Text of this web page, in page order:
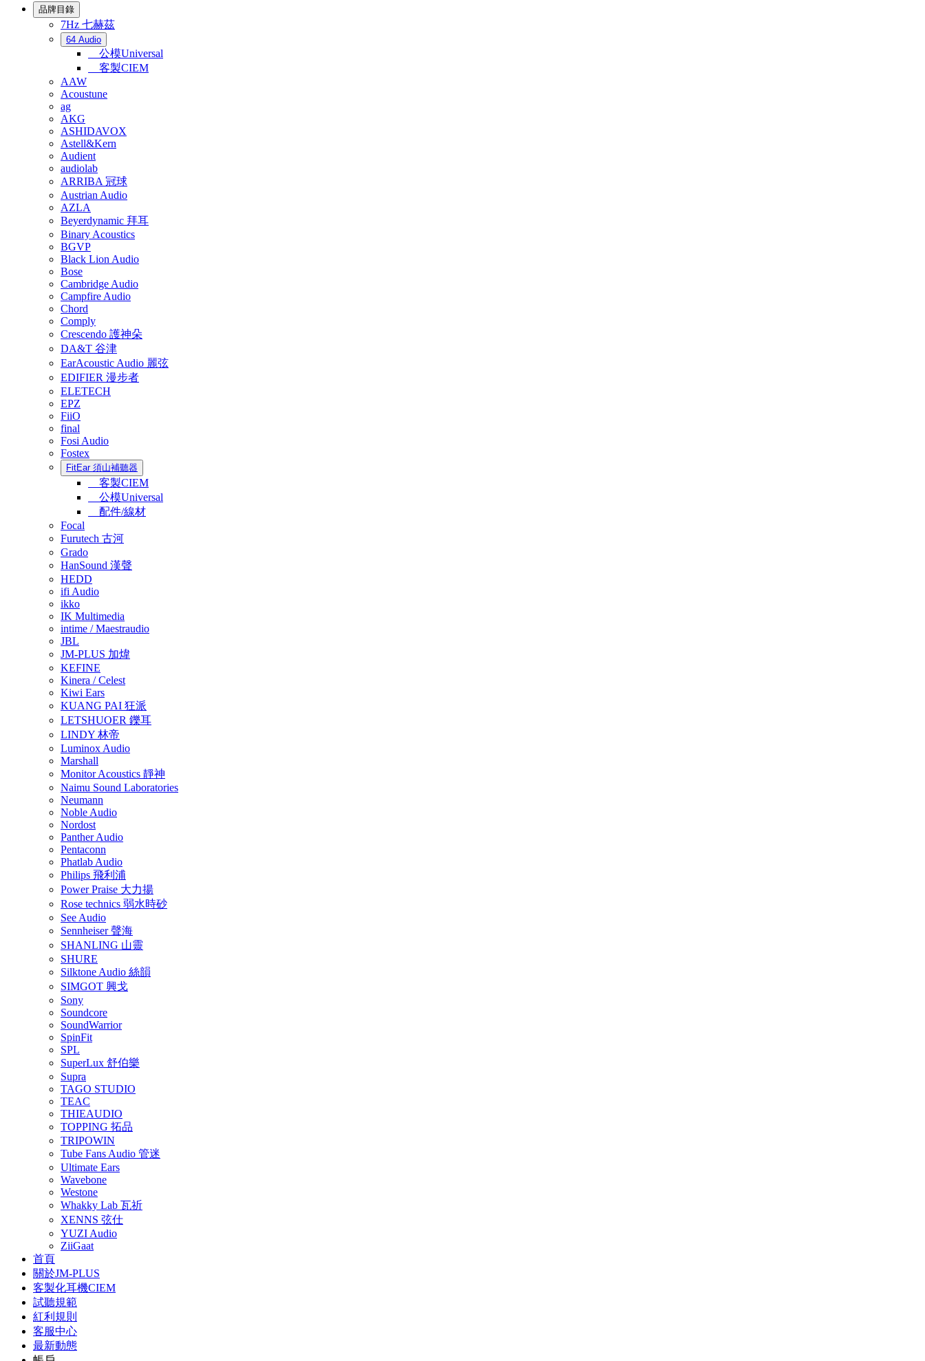
品牌目錄
7Hz 七赫茲
64 Audio
公模Universal
客製CIEM
AAW
Acoustune
ag
AKG
ASHIDAVOX
Astell&Kern
Audient
audiolab
ARRIBA 冠球
Austrian Audio
AZLA
Beyerdynamic 拜耳
Binary Acoustics
BGVP
Black Lion Audio
Bose
Cambridge Audio
Campfire Audio
Chord
Comply
Crescendo 護神朵
DA&T 谷津
EarAcoustic Audio 麗弦
EDIFIER 漫步者
ELETECH
EPZ
FiiO
final
Fosi Audio
Fostex
FitEar 須山補聽器
客製CIEM
公模Universal
配件/線材
Focal
Furutech 古河
Grado
HanSound 漢聲
HEDD
ifi Audio
ikko
IK Multimedia
intime / Maestraudio
JBL
JM-PLUS 加煒
KEFINE
Kinera / Celest
Kiwi Ears
KUANG PAI 狂派
LETSHUOER 鑠耳
LINDY 林帝
Luminox Audio
Marshall
Monitor Acoustics 靜神
Naimu Sound Laboratories
Neumann
Noble Audio
Nordost
Panther Audio
Pentaconn
Phatlab Audio
Philips 飛利浦
Power Praise 大力揚
Rose technics 弱水時砂
See Audio
Sennheiser 聲海
SHANLING 山靈
SHURE
Silktone Audio 絲韻
SIMGOT 興戈
Sony
Soundcore
SoundWarrior
SpinFit
SPL
SuperLux 舒伯樂
Supra
TAGO STUDIO
TEAC
THIEAUDIO
TOPPING 拓品
TRIPOWIN
Tube Fans Audio 管迷
Ultimate Ears
Wavebone
Westone
Whakky Lab 瓦祈
XENNS 弦仕
YUZI Audio
ZiiGaat
首頁
關於JM-PLUS
客製化耳機CIEM
試聽規範
紅利規則
客服中心
最新動態